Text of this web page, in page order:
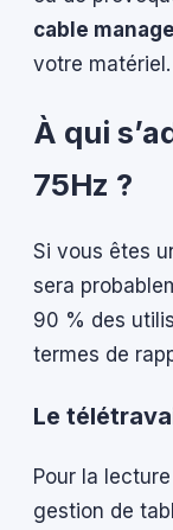
cable
votre matériel.
À qui
75Hz ?
Si vous êtes
sera
90 % des
termes de
Le
Pour la
gestion de